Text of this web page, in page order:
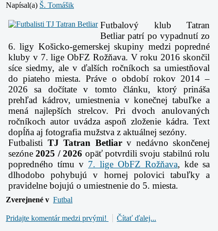
Napísal(a) Š. Tomášik
Futbalový klub Tatran
Betliar patrí po vypadnutí zo
6. ligy Košicko-gemerskej skupiny medzi popredné
kluby v 7. lige ObFZ Rožňava. V roku 2016 skončil
síce siedmy, ale v ďalších ročníkoch sa umiestňoval
do piateho miesta. Práve o období rokov 2014 –
2026 sa dočítate v tomto článku, ktorý prináša
prehľad kádrov, umiestnenia v konečnej tabuľke a
mená najlepších strelcov. Pri dvoch anulovaných
ročníkoch autor uvádza aspoň zloženie kádra. Text
dopĺňa aj fotografia mužstva z aktuálnej sezóny.
Futbalisti TJ Tatran Betliarv nedávno skončenej
sezóne2025 / 2026 opäť potvrdili svoju stabilnú rolu
popredného tímu v 7. lige ObFZ Rožňava, kde sa
dlhodobo pohybujú v hornej polovici tabuľky a
pravidelne bojujú o umiestnenie do 5. miesta.
Zverejnené v Futbal
Pridajte komentár medzi prvými! Čítať ďalej...